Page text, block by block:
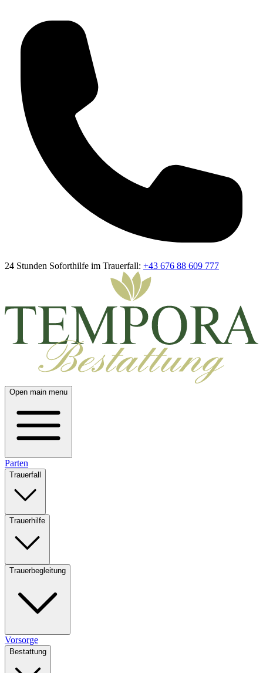
24 Stunden Soforthilfe im Trauerfall: +43 676 88 609 777
Open main menu
Parten
Trauerfall
Trauerhilfe
Trauerbegleitung
Vorsorge
Bestattung